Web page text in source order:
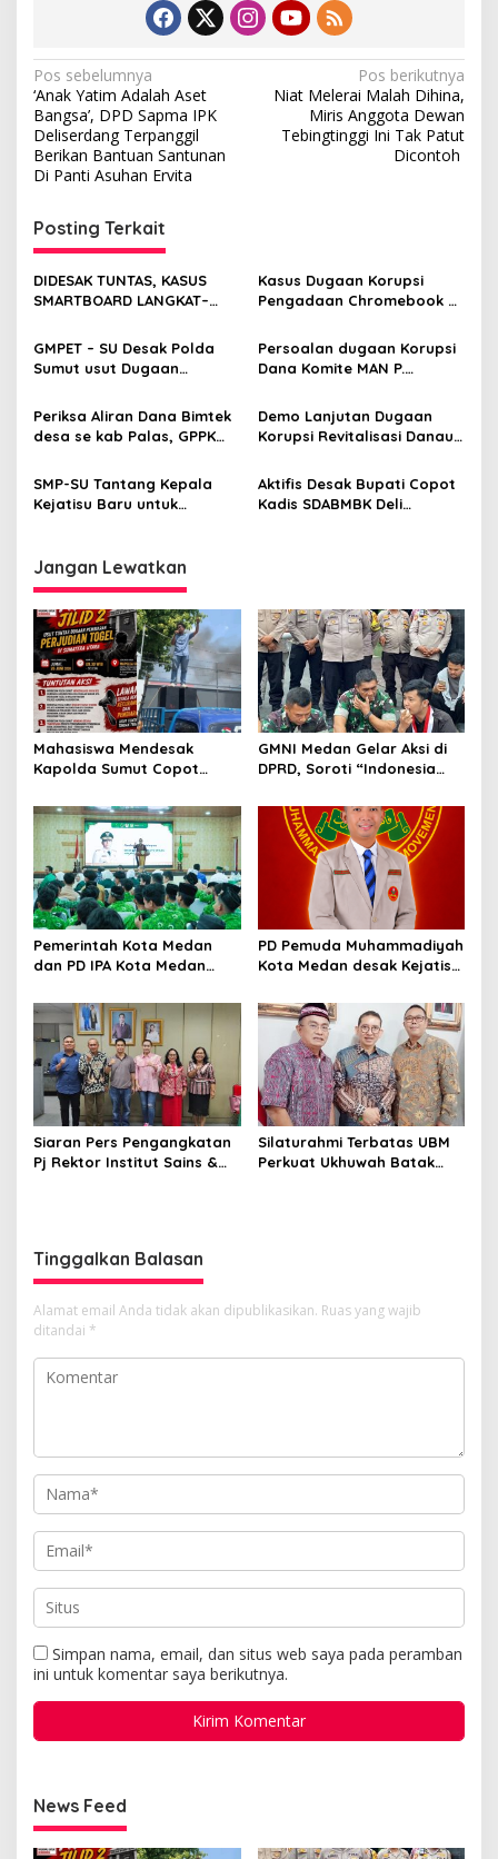
N
a
v
i
a
s
i
o
Pos sebelumnya
‘Anak Yatim Adalah Aset
Bangsa’, DPD Sapma IPK
Deliserdang Terpanggil
Berikan Bantuan Santunan
Di Panti Asuhan Ervita
Pos berikutnya
Niat Melerai Malah Dihina,
Miris Anggota Dewan
Tebingtinggi Ini Tak Patut
Dicontoh
Posting Terkait
DIDESAK TUNTAS, KASUS
SMARTBOARD LANGKAT–
BERGULIR
Kasus Dugaan Korupsi
Pengadaan Chromebook di
Sumut Akui Masih Tahap
Penyelidikan
GMPET – SU Desak Polda
Sumut usut Dugaan
Parkir dan Terminal di
Padangsidimpuan
Persoalan dugaan Korupsi
Dana Komite MAN P.
minta APH Usut Tuntas!!
Periksa Aliran Dana Bimtek
desa se kab Palas, GPPK
Demo Lanjutan Dugaan
Korupsi Revitalisasi Danau
Lepas Tikus di Kantor BBWS
Sumatera II
SMP-SU Tantang Kepala
Kejatisu Baru untuk
Korupsi
Aktifis Desak Bupati Copot
Kadis SDABMBK Deli
Jangan Lewatkan
Mahasiswa Mendesak
Kapolda Sumut Copot
Reskrim Polres Humbahas
Atas Adanya Dugaan Aliran
Dana Judi Togel
GMNI Medan Gelar Aksi di
DPRD, Soroti “Indonesia
Nyatakan Mosi Tidak
Percaya
Pemerintah Kota Medan
dan PD IPA Kota Medan
Pelajar Al Washliyah
Dianggap Serius
PD Pemuda Muhammadiyah
Kota Medan desak Kejatisu
PAD di PUD Pasar
Siaran Pers Pengangkatan
Pj Rektor Institut Sains &
Silaturahmi Terbatas UBM
Perkuat Ukhuwah Batak
Tinggalkan Balasan
Alamat email Anda tidak akan dipublikasikan. Ruas yang wajib
ditandai *
Simpan nama, email, dan situs web saya pada peramban
ini untuk komentar saya berikutnya.
News Feed